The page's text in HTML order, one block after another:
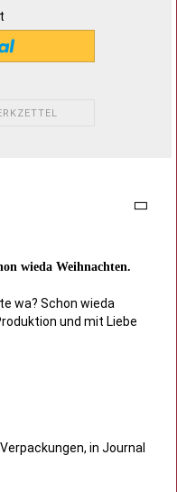
wieda Weihnachten.
wa? Schon wieda
und mit Liebe
in Journal